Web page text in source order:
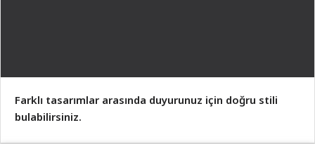
Farklı tasarımlar arasında duyurunuz için doğru stili
bulabilirsiniz.